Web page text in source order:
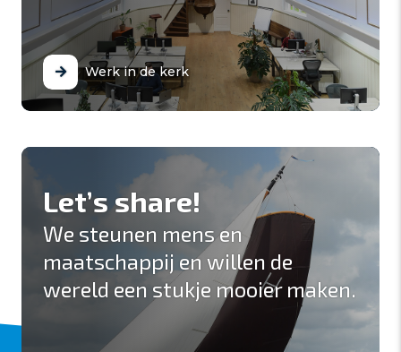
Werk in de kerk
Let’s share!
We steunen mens en
maatschappij en willen de
wereld een stukje mooier maken.